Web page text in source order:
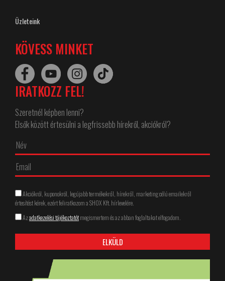
Üzleteink
KÖVESS MINKET
IRATKOZZ FEL!
Szeretnél képben lenni?
Elsők között értesülni a legfrissebb hírekről, akciókról?
Akciókról, kuponokról, legújabb termékekről, hírekről, marketing célú emailekről
értesítést kérek, ezért feliratkozom a SHOX Kft. hírlevelére.
Azadatkezelési tájékoztatótmegismertem és az abban foglaltakat elfogadom.